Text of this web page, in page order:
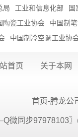
局 工业和信息化部
国
陶瓷工业协会
中国制
中国制冷空调工业协
首页 关于本网
首页-腾龙公
微同步97978103